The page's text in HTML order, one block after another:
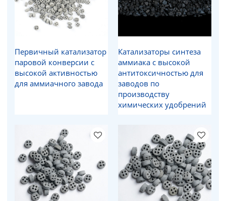
Первичный катализатор
паровой конверсии с
высокой активностью
для аммиачного завода
Катализаторы синтеза
аммиака с высокой
антитоксичностью для
заводов по
производству
химических удобрений